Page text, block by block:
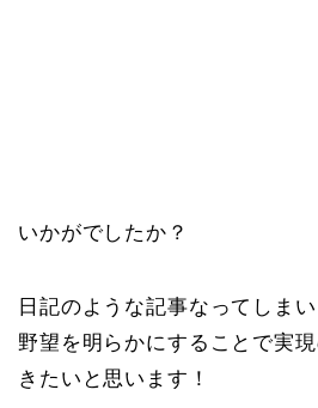
いかがでしたか？
日記のような記事なってしまい
野望を明らかにすることで実
きたいと思います！